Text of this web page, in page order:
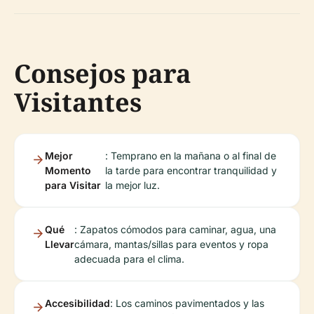
Consejos para
Visitantes
Mejor
Momento
para Visitar
: Temprano en la mañana o al final de
la tarde para encontrar tranquilidad y
la mejor luz.
Qué
Llevar
: Zapatos cómodos para caminar, agua, una
cámara, mantas/sillas para eventos y ropa
adecuada para el clima.
Accesibilidad: Los caminos pavimentados y las